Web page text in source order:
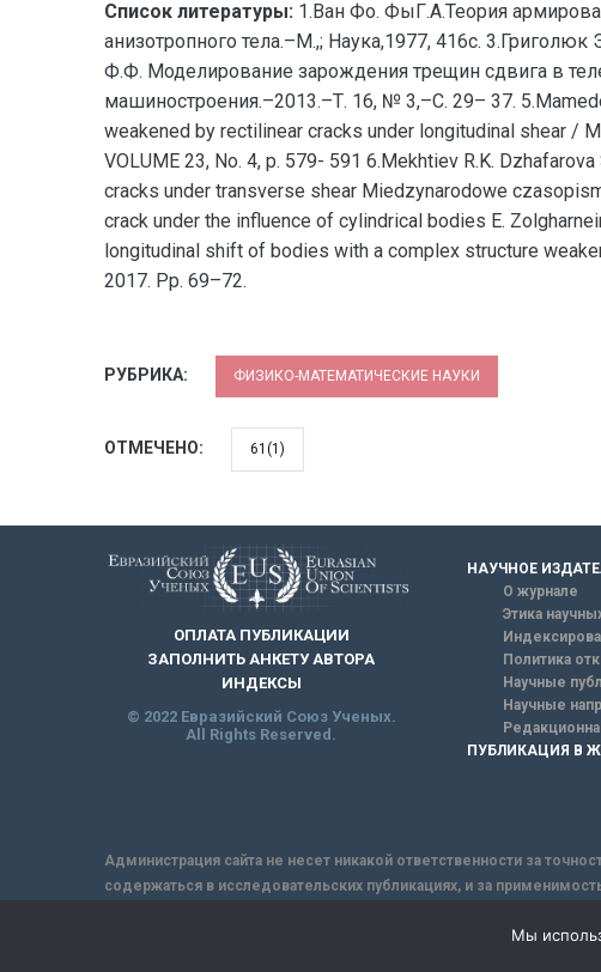
Список литературы: 1.Ван Фо. ФыГ.А.Теория
анизотропного тела.–М.,; Наука,1977, 416с.
Ф.Ф. Моделирование зарождения трещин сдвига в
машиностроения.–2013.–Т. 16, № 3,–С. 29– 37.
weakened by rectilinear cracks under longitudinal shear /
VOLUME 23, No. 4, p. 579- 591 6.Mekhtiev R.K.
cracks under transverse shear Miedzynarodowe
crack under the influence of cylindrical bodies E.
longitudinal shift of bodies with a complex structure
2017. Pp. 69–72.
РУБРИКА: ФИЗИКО-МАТЕМАТИЧЕСКИЕ НАУКИ
ОТМЕЧЕНО: 61(1)
ОПЛАТА ПУБЛИКАЦИИ
ЗАПОЛНИТЬ АНКЕТУ АВТОРА
ИНДЕКСЫ
© 2022 Евразийский Союз Ученых.
All Rights Reserved.
НАУЧНОЕ
О журнале
Этика
Политика
Научные
Научные
ПУБЛИКАЦИЯ В
Администрация сайта не несет никакой ответственности за
содержаться в исследовательских публикациях, и за
Мы